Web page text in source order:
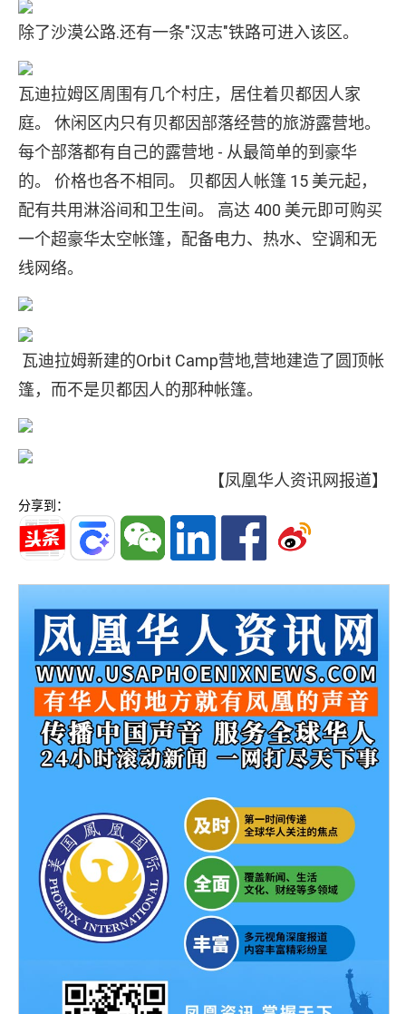
除了沙漠公路.还有一条"汉志"铁路可进入该区。
瓦迪拉姆区周围有几个村庄，居住着贝都因人家
庭。 休闲区内只有贝都因部落经营的旅游露营地。
每个部落都有自己的露营地 - 从最简单的到豪华
的。 价格也各不相同。 贝都因人帐篷 15 美元起，
配有共用淋浴间和卫生间。 高达 400 美元即可购买
一个超豪华太空帐篷，配备电力、热水、空调和无
线网络。
瓦迪拉姆新建的Orbit Camp营地,营地建造了圆顶帐
篷，而不是贝都因人的那种帐篷。
【凤凰华人资讯网报道】
分享到：